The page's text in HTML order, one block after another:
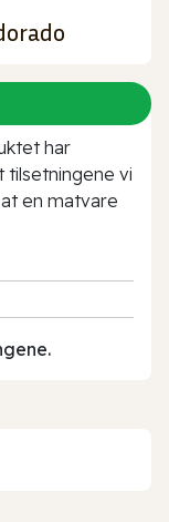
har
tilsetningene vi
en matvare